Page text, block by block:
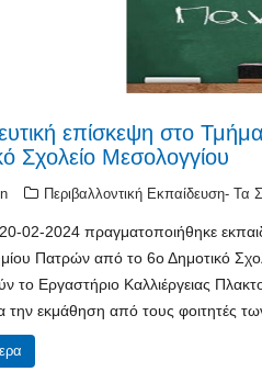
επίσκεψη στο
Σχολείο Μεσολογγίου
Περιβαλλοντική Εκπαίδευση- Τα
02-2024 πραγματοποιήθηκε
Πατρών από το 6ο Δημοτικό
το Εργαστήριο Καλλιέργειας
την εκμάθηση από τους φοιτητές